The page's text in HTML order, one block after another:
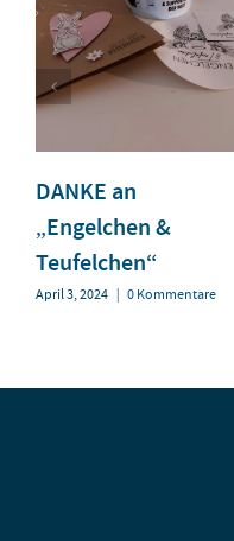
DANKE an
„Engelchen &
Teufelchen“
April 3, 2024 | 0 Kommentare